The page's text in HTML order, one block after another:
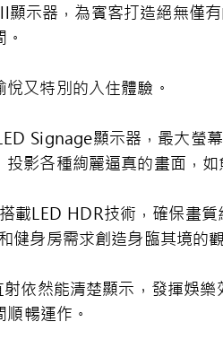
示器，為賓客打造絕無僅
又特別的入住體驗。
Signage顯示器，最大螢
影各種絢麗逼真的畫面，如
載LED HDR技術，確保畫
身房需求創造身臨其境的
依然能清楚顯示，發揮娛
暢運作。